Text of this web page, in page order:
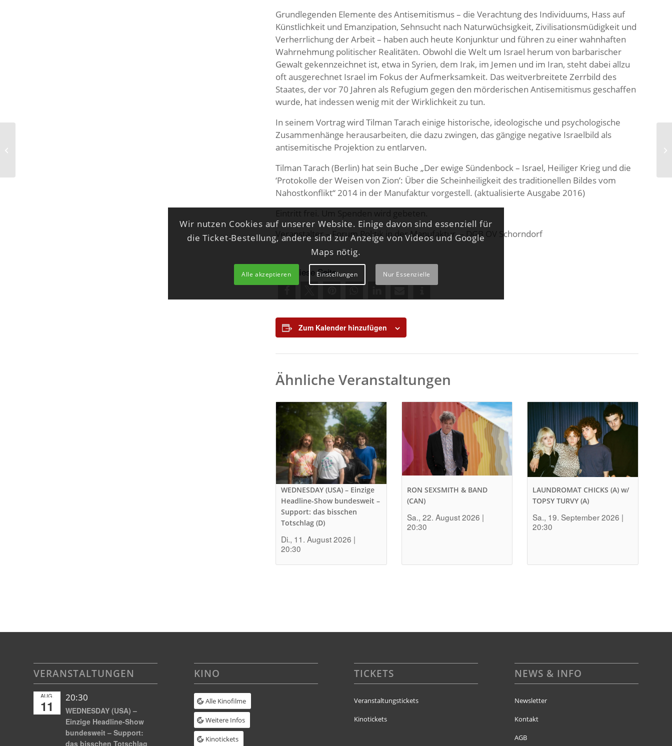
Grundlegenden Elemente des Antisemitismus – die Verachtung des Individuums, Hass auf
Künstlichkeit und Emanzipation, Sehnsucht nach Naturwüchsigkeit, Zivilisationsmüdigkeit und
Verherrlichung der Arbeit – haben auch heute Konjunktur und führen zu einer wahnhaften
Wahrnehmung politischer Realitäten. Obwohl die Welt um Israel herum von barbarischer
Gewalt gekennzeichnet ist, etwa in Syrien, dem Irak, im Jemen und im Iran, steht dabei allzu
oft ausgerechnet Israel im Fokus der Aufmerksamkeit. Das weitverbreitete Zerrbild des
Staates, der vor 70 Jahren als Refugium gegen den mörderischen Antisemitismus geschaffen
wurde, hat indessen wenig mit der Wirklichkeit zu tun.
In seinem Vortrag wird Tilman Tarach einige historische, ideologische und psychologische
Zusammenhänge herausarbeiten, die dazu zwingen, das gängige negative Israelbild als
antisemitische Projektion zu entlarven.
Tilman Tarach (Berlin) hat sein Buche „Der ewige Sündenbock – Israel, Heiliger Krieg und die
‘Protokolle der Weisen von Zion’: Über die Scheinheiligkeit des traditionellen Bildes vom
Nahostkonflikt“ 2014 in der Manufaktur vorgestell. (aktualisierte Ausgabe 2016)
Veranstalter – Forum Politik in der Manufaktur – DGB OV Schorndorf
Teile diese Seite
Zum Kalender hinzufügen
Ähnliche Veranstaltungen
WEDNESDAY (USA) – Einzige
Headline-Show bundesweit –
Support: das bisschen
Totschlag (D)
Di., 11. August 2026 |
20:30
RON SEXSMITH & BAND
(CAN)
Sa., 22. August 2026 |
20:30
LAUNDROMAT CHICKS (A) w/
TOPSY TURVY (A)
Sa., 19. September 2026 |
20:30
VERANSTALTUNGEN
AUG.
11
20:30
WEDNESDAY (USA) –
Einzige Headline-Show
bundesweit – Support:
das bisschen Totschlag
KINO
Alle Kinofilme
Weitere Infos
Kinotickets
TICKETS
Veranstaltungstickets
Kinotickets
NEWS & INFO
Newsletter
Kontakt
AGB
Wir nutzen Cookies auf unserer Website. Einige davon sind essenziell für
die Ticket-Bestellung, andere sind zur Anzeige von Videos und Google
Maps nötig.
Alle akzeptieren Einstellungen Nur Essenzielle